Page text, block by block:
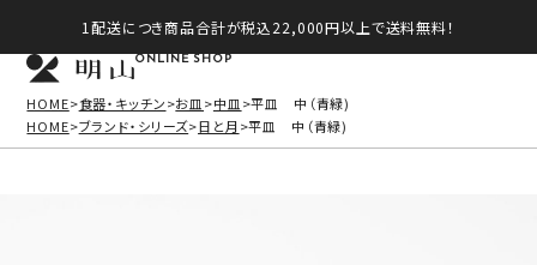
1配送につき商品合計が税込22,000円以上で送料無料！
ONLINE SHOP
HOME 食器・キッチン お皿 中皿
平皿 中（青緑)
HOME ブランド・シリーズ 日と月 平皿 中（青緑)